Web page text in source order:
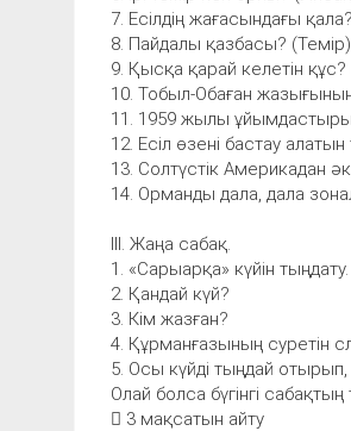
7. Есілдің жағасындағы
8. Пайдалы қазбасы? (Темір)
9. Қысқа қарай келетін құс?
10. Тобыл-Обаған
11. 1959 жылы
12. Есіл өзені бастау
13. Солтүстік Америкадан
14. Орманды дала, дала
ІІІ. Жаңа сабақ.
1. «Сарыарқа» күйін тыңдату.
2. Қандай күй?
3. Кім жазған?
4. Құрманғазының суретін
5. Осы күйді тыңдай
Олай болса бүгінгі
 3 мақсатын айту